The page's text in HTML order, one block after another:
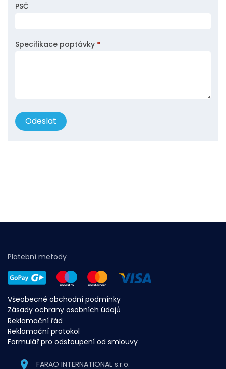
PSČ
Specifikace poptávky *
Odeslat
Platební metody
Všeobecné obchodní podmínky
Zásady ochrany osobních údajů
Reklamační řád
Reklamační protokol
Formulář pro odstoupení od smlouvy
FARAO INTERNATIONAL s.r.o.